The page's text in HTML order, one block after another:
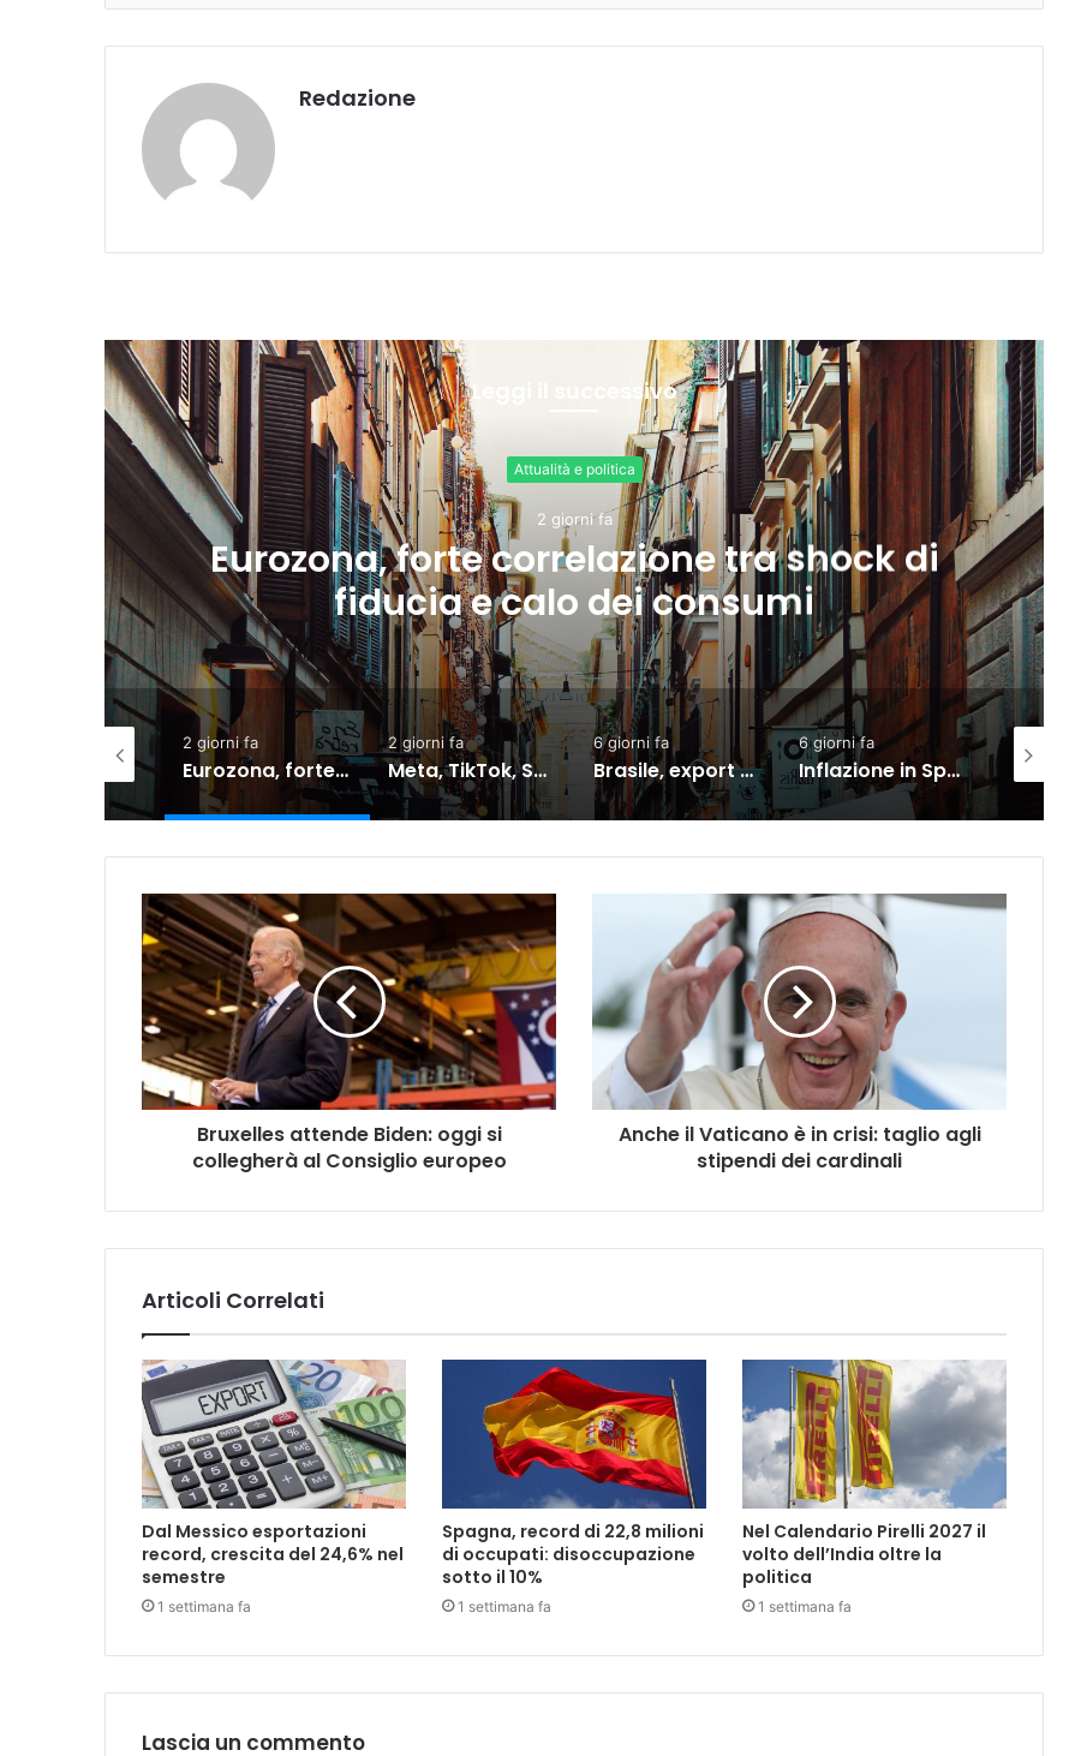
Redazione
Leggi il successivo
di
Attualità e politica
2 giorni fa
Meta, TikTok, Snap e YouTube
una nuova causa legale negli Stati Uniti
2 giorni fa
Meta, TikTok, Snap e YouTube affrontano una nuova causa legale negli Stati Uniti
6 giorni fa 6 giorni fa
Inflazione in Spagna in rialzo al 3,5% a luglio per carburanti ed elettricità
1 giorno fa
Bruxelles attende Biden: oggi si
collegherà al Consiglio europeo
Anche il Vaticano è in crisi: taglio agli
stipendi dei cardinali
Articoli Correlati
Dal Messico esportazioni
record, crescita del 24,6% nel
semestre
1 settimana fa
Spagna, record di 22,8 milioni
di occupati: disoccupazione
sotto il 10%
1 settimana fa
Nel Calendario Pirelli 2027 il
volto dell’India oltre la
politica
1 settimana fa
Lascia un commento